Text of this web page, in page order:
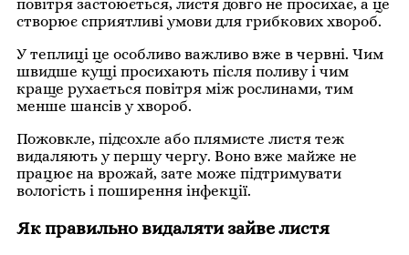
повітря застоюється, листя довго не просихає, а це
створює сприятливі умови для грибкових хвороб.
У теплиці це особливо важливо вже в червні. Чим
швидше кущі просихають після поливу і чим
краще рухається повітря між рослинами, тим
менше шансів у хвороб.
Пожовкле, підсохле або плямисте листя теж
видаляють у першу чергу. Воно вже майже не
працює на врожай, зате може підтримувати
вологість і поширення інфекції.
Як правильно видаляти зайве листя